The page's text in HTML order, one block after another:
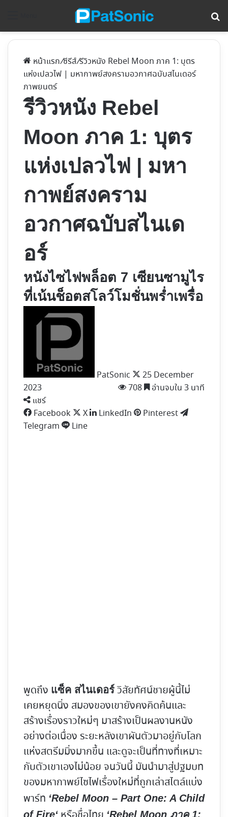
หน้าแรก/ซีรีส์/รีวิวหนัง​ Rebel Moon ภาค 1: บุตร
แห่งเปลวไฟ | มหากาพย์สงครามอวกาศฉบับสไนเดอร์
ภาพยนตร์
รีวิวหนัง​ Rebel
Moon ภาค 1: บุตร
แห่งเปลวไฟ | มหา
กาพย์สงคราม
อวกาศฉบับสไนเด
อร์
หนังไซไฟพล็อต 7 เซียนซามูไร
ที่เน้นช็อตสโลว์โมชั่นพร่ำเพรื่อ
PatSonic
25 December
2023
708
อ่านจบใน 3 นาที
แชร์
Facebook
X LinkedIn
Pinterest
Telegram
Line
พูดถึง แซ็ค สไนเดอร์วิสัยทัศน์ชายผู้นี้ไม่
เคยหยุดนิ่ง สมองของเขายังคงคิดค้นและ
สร้างเรื่องราวใหม่ๆ มาสร้างเป็นผลงานหนัง
อย่างต่อเนื่อง ระยะหลังเขาผันตัวมาอยู่กับโลก
แห่งสตรีมมิ่งมากขึ้น และดูจะเป็นที่ทางที่เหมาะ
กับตัวเขาเองไม่น้อย จนวันนี้ มันนำมาสู่ปฐมบท
ของมหากาพย์ไซไฟเรื่องใหม่ที่ถูกเล่าสไตล์แบ่ง
พาร์ท ‘Rebel Moon – Part One: A Child
of Fire‘
‘Rebel Moon ภาค 1: